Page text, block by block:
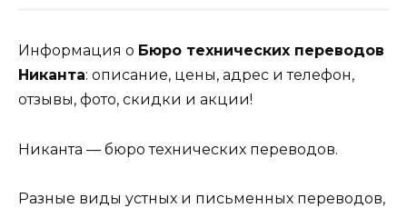
Информация о Бюро технических переводов
Никанта: описание, цены, адрес и телефон,
отзывы, фото, скидки и акции!
Никанта — бюро технических переводов.
Разные виды устных и письменных переводов,